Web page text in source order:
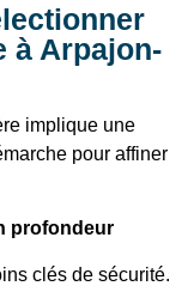
à Arpajon-
implique une
pour affiner
profondeur
clés de sécurité.